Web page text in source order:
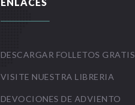
ENLACES
DESCARGAR FOLLETOS GRATIS
VISITE NUESTRA LIBRERIA
DEVOCIONES DE ADVIENTO